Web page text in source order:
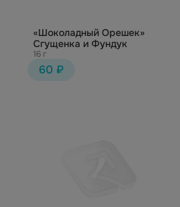
«Шоколадный Орешек»
Сгущенка и Фундук
16 г
60 ₽